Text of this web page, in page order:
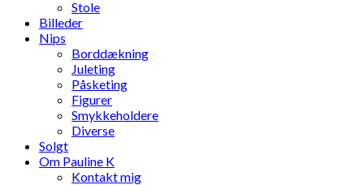
Stole
Billeder
Nips
Borddækning
Juleting
Påsketing
Figurer
Smykkeholdere
Diverse
Solgt
Om Pauline K
Kontakt mig